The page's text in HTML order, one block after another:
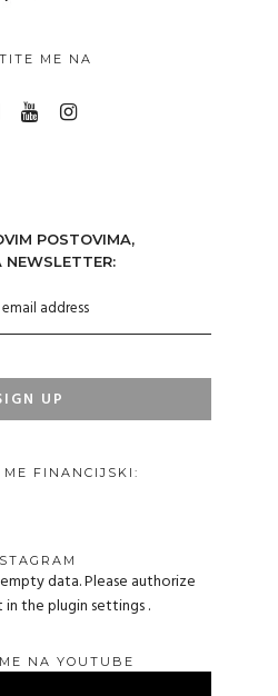
ME NA
POSTOVIMA,
NEWSLETTER:
ME FINANCIJSKI:
data. Please authorize
in theplugin settings.
NA YOUTUBE